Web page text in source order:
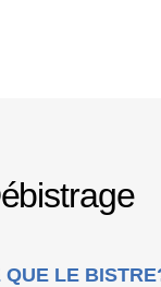
QUE LE